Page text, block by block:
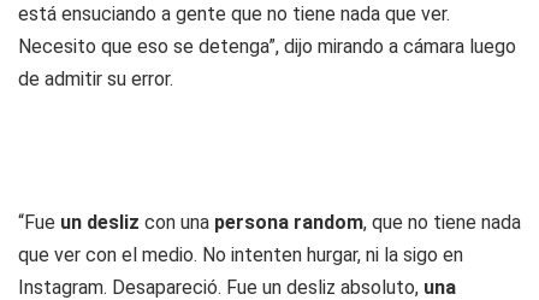
está ensuciando a gente que no tiene nada que ver.
Necesito que eso se detenga”, dijo mirando a cámara luego
de admitir su error.
“Fue un desliz con una persona random, que no tiene nada
que ver con el medio. No intenten hurgar, ni la sigo en
Instagram. Desapareció. Fue un desliz absoluto, una